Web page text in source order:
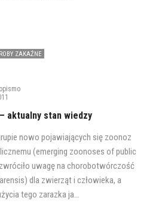
ZAKAŹNE
aktualny stan wiedzy
nowo pojawiających się zoonoz
(emerging zoonoses of public
uwagę na chorobotwórczość
dla zwierząt i człowieka, a
tego zarazka ja...